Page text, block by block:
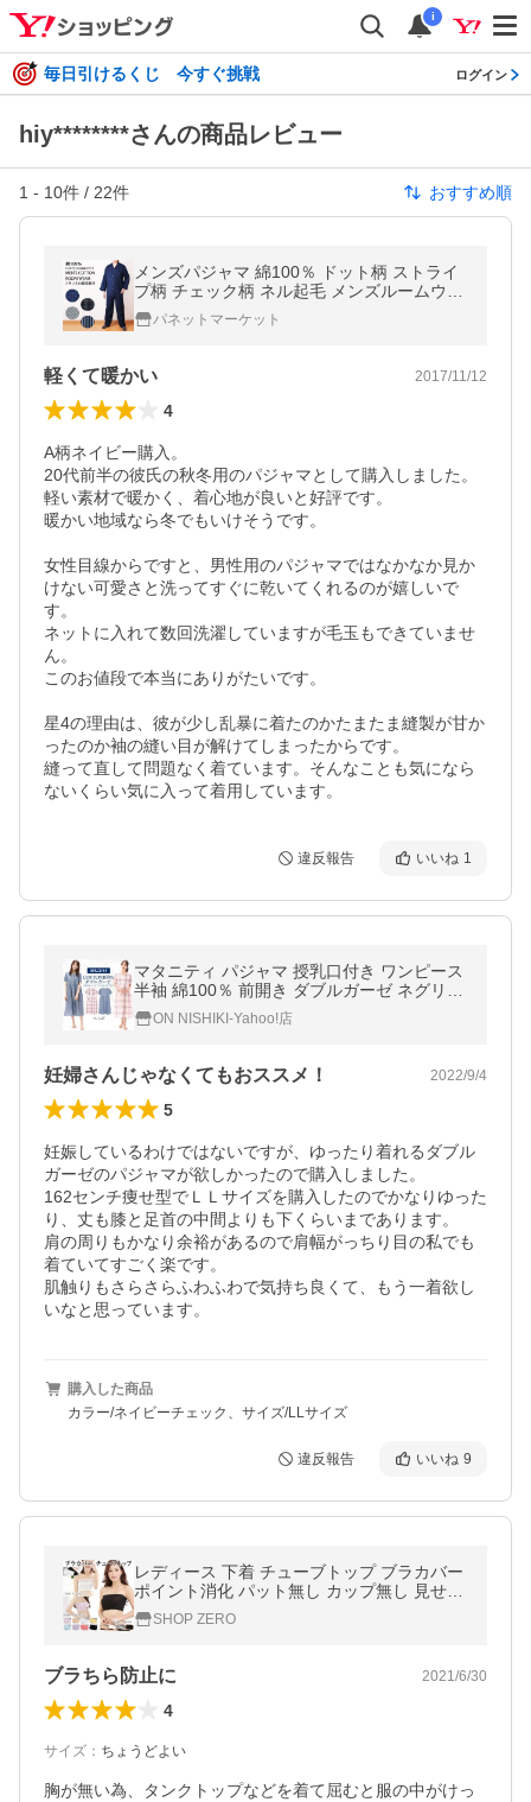
i
毎日引けるくじ 今すぐ挑戦 ログイン
hiy********さんの商品レビュー
1 - 10件 / 22件 おすすめ順
メンズパジャマ 綿100％ ドット柄 ストライ
プ柄 チェック柄 ネル起毛 メンズルームウェ
ア 上下セット 前開き 長袖 男性 部屋着
パネットマーケット
軽くて暖かい 2017/11/12
4
A柄ネイビー購入。
20代前半の彼氏の秋冬用のパジャマとして購入しました。
軽い素材で暖かく、着心地が良いと好評です。
暖かい地域なら冬でもいけそうです。
女性目線からですと、男性用のパジャマではなかなか見か
けない可愛さと洗ってすぐに乾いてくれるのが嬉しいで
す。
ネットに入れて数回洗濯していますが毛玉もできていませ
ん。
このお値段で本当にありがたいです。
星4の理由は、彼が少し乱暴に着たのかたまたま縫製が甘か
ったのか袖の縫い目が解けてしまったからです。
縫って直して問題なく着ています。そんなことも気になら
ないくらい気に入って着用しています。
違反報告 いいね 1
マタニティ パジャマ 授乳口付き ワンピース
半袖 綿100％ 前開き ダブルガーゼ ネグリジ
ェ 夏 無地 ロング丈 無地 授乳 産前 産後 w2-
72303 圧縮
ON NISHIKI-Yahoo!店
妊婦さんじゃなくてもおススメ！ 2022/9/4
5
妊娠しているわけではないですが、ゆったり着れるダブル
ガーゼのパジャマが欲しかったので購入しました。
162センチ痩せ型でＬＬサイズを購入したのでかなりゆった
り、丈も膝と足首の中間よりも下くらいまであります。
肩の周りもかなり余裕があるので肩幅がっちり目の私でも
着ていてすごく楽です。
肌触りもさらさらふわふわで気持ち良くて、もう一着欲し
いなと思っています。
購入した商品
カラー/ネイビーチェック、サイズ/LLサイズ
違反報告 いいね 9
レディース 下着 チューブトップ ブラカバー
ポイント消化 パット無し カップ無し 見せブ
ラ チラ見え防止 薄手 無地 レース ストレッ
チ メッシュ ny2474
SHOP ZERO
ブラちら防止に 2021/6/30
4
サイズ ： ちょうどよい
胸が無い為、タンクトップなどを着て屈むと服の中がけっ